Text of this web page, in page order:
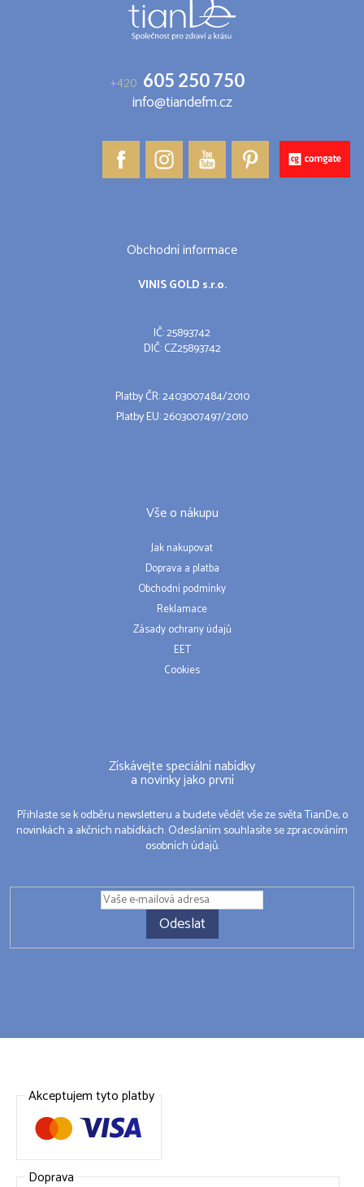
+420 605 250 750
info@tiandefm.cz
Obchodní informace
VINIS GOLD s.r.o.
IČ: 25893742
DIČ: CZ25893742
Platby ČR: 2403007484/2010
Platby EU: 2603007497/2010
Vše o nákupu
Jak nakupovat
Doprava a platba
Obchodní podmínky
Reklamace
Zásady ochrany údajů
EET
Cookies
Získávejte speciální nabídky
a novinky jako první
Přihlaste se k odběru newsletteru a budete vědět vše ze světa TianDe, o
novinkách a akčních nabídkách. Odesláním souhlasíte se zpracováním
osobních údajů.
Odeslat
Akceptujem tyto platby
Doprava